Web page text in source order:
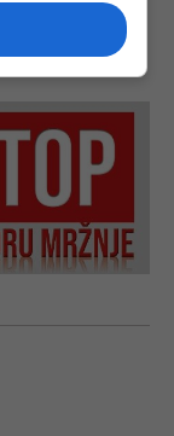
dio ili cijeli
nisu stavovi